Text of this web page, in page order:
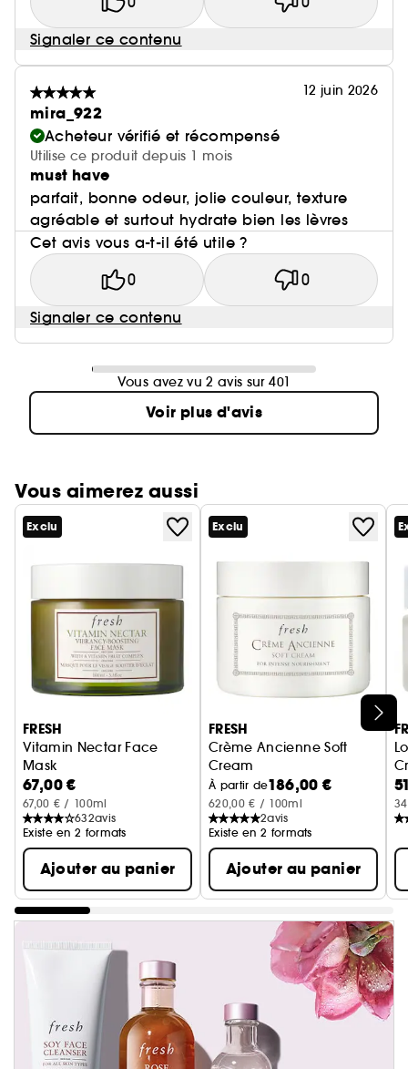
Signaler ce contenu
12 juin 2026
mira_922
Acheteur vérifié et récompensé
Utilise ce produit depuis 1 mois
must have
parfait, bonne odeur, jolie couleur, texture
agréable et surtout hydrate bien les lèvres
Cet avis vous a-t-il été utile ?
0 0
Signaler ce contenu
Vous avez vu 2 avis sur 401
Voir plus d'avis
Vous aimerez aussi
Exclu
FRESH
Vitamin Nectar Face
Mask
Masque éclat visage vitaminé aux agrumes
67,00 €
67,00 € / 100ml
632avis
Existe en 2 formats
Ajouter au panier
Exclu
FRESH
Crème Ancienne Soft
Cream
Crème hydratante légère
À partir de186,00 €
620,00 € / 100ml
2avis
Existe en 2 formats
Ajouter au panier